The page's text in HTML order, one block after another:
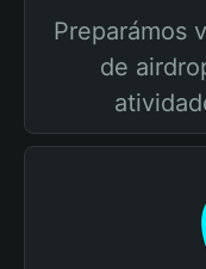
Preparámos
de